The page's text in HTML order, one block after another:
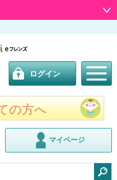
ログイン
の方へ
マイページ